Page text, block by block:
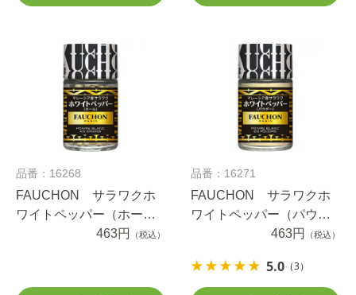
品番：16268
FAUCHON サラワクホ
ワイトペッパー（ホー
463円 （税込）
品番：16271
FAUCHON サラワクホ
ワイトペッパー（パウダ
463円 （税込）
5.0 （3）